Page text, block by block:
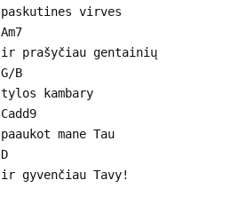
paskutines virves
Am7
ir prašyčiau gentainių
G/B
tylos kambary
Cadd9
paaukot mane Tau
D
ir gyvenčiau Tavy!